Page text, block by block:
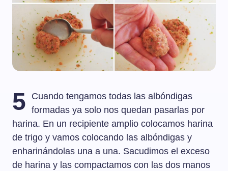
5
Cuando tengamos todas las albóndigas
formadas ya solo nos quedan pasarlas por
harina. En un recipiente amplio colocamos harina
de trigo y vamos colocando las albóndigas y
enharinándolas una a una. Sacudimos el exceso
de harina y las compactamos con las dos manos